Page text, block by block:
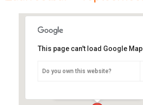
Aclo sportcentrum
This page can't load Google
Do you own this website?